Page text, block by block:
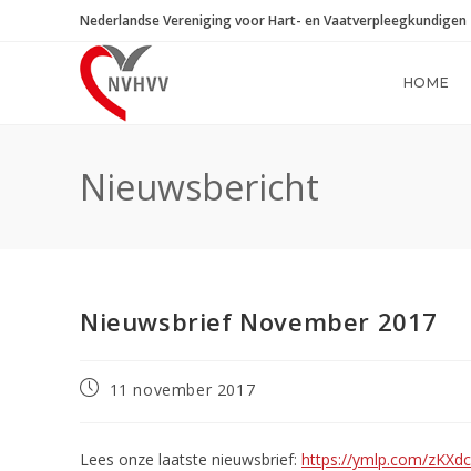
Nederlandse Vereniging voor Hart- en Vaatverpleegkundigen
HOME
Nieuwsbericht
Nieuwsbrief November 2017
Bericht11 november 2017
Lees onze laatste nieuwsbrief: https://ymlp.com/